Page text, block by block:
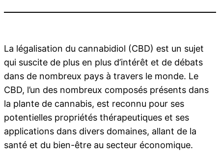
La légalisation du cannabidiol (CBD) est un sujet
qui suscite de plus en plus d’intérêt et de débats
dans de nombreux pays à travers le monde. Le
CBD, l’un des nombreux composés présents dans
la plante de cannabis, est reconnu pour ses
potentielles propriétés thérapeutiques et ses
applications dans divers domaines, allant de la
santé et du bien-être au secteur économique.